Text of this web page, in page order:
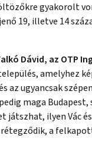
gyakorolt
19, illetve 14
Dávid, az OTP
amelyhez
ugyancsak
maga Budapest,
játszhat, ilyen Vác
a